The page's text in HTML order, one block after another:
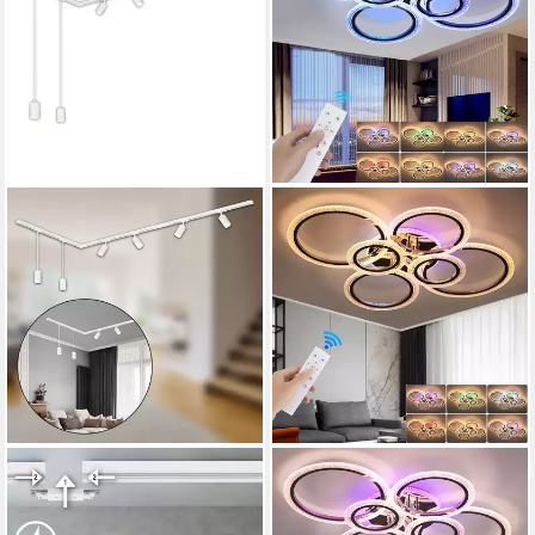
BRILONER LEUCHTEN
LED Deckenleuchte
8014066B, LED wechselbar,
OYAJIA
Deckenleuchte 46W LED
Deckenlampe RGB